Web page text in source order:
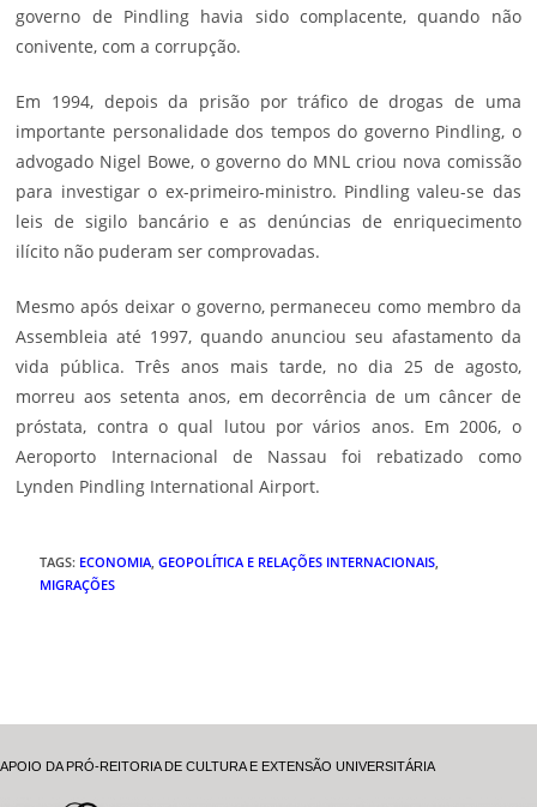
governo de Pindling havia sido complacente, quando não
conivente, com a corrupção.
Em 1994, depois da prisão por tráfico de drogas de uma
importante personalidade dos tempos do governo Pindling, o
advogado Nigel Bowe, o governo do MNL criou nova comissão
para investigar o ex-primeiro-ministro. Pindling valeu-se das
leis de sigilo bancário e as denúncias de enriquecimento
ilícito não puderam ser comprovadas.
Mesmo após deixar o governo, permaneceu como membro da
Assembleia até 1997, quando anunciou seu afastamento da
vida pública. Três anos mais tarde, no dia 25 de agosto,
morreu aos setenta anos, em decorrência de um câncer de
próstata, contra o qual lutou por vários anos. Em 2006, o
Aeroporto Internacional de Nassau foi rebatizado como
Lynden Pindling International Airport.
TAGS: ECONOMIA, GEOPOLÍTICA E RELAÇÕES INTERNACIONAIS,
MIGRAÇÕES
APOIO DA PRÓ-REITORIA DE CULTURA E EXTENSÃO UNIVERSITÁRIA